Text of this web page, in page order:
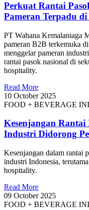
Perkuat Rantai
Pameran Terpadu di
PT Wahana Kemalaniaga
pameran B2B terkemuka
menggelar pameran
rantai pasok nasional di
hospitality.
Read More
10 October 2025
FOOD + BEVERAGE
Kesenjangan
Industri Didorong
Kesenjangan dalam rantai
industri Indonesia,
hospitality.
Read More
09 October 2025
FOOD + BEVERAGE